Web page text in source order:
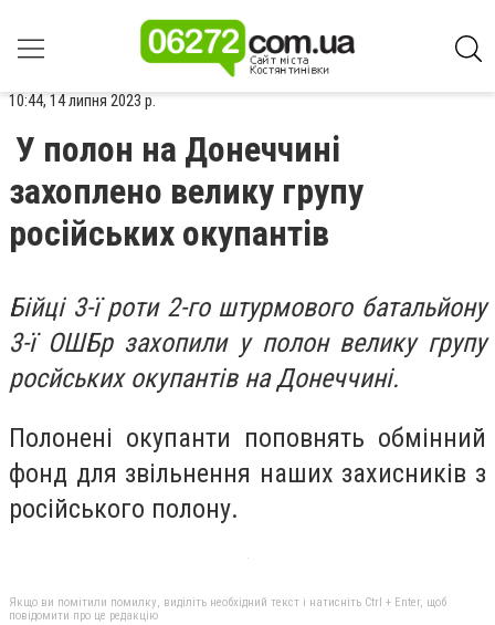
10:44, 14 липня 2023 р.
У полон на Донеччині
захоплено велику групу
російських окупантів
Бійці 3-ї роти 2-го штурмового батальйону
3-ї ОШБр захопили у полон велику групу
росйських окупантів на Донеччині.
Полонені окупанти поповнять обмінний
фонд для звільнення наших захисників з
російського полону.
Якщо ви помітили помилку, виділіть необхідний текст і натисніть Ctrl + Enter, щоб
повідомити про це редакцію